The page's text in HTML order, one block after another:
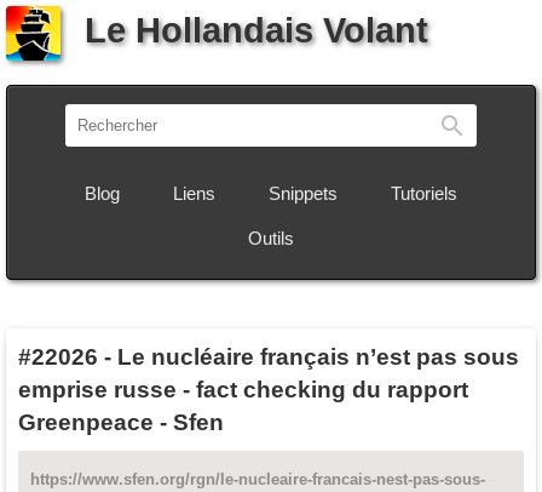
Le Hollandais Volant
Blog Liens Snippets Tutoriels
Outils
#22026 - Le nucléaire français n’est pas sous
emprise russe - fact checking du rapport
Greenpeace - Sfen
https://www.sfen.org/rgn/le-nucleaire-francais-nest-pas-sous-